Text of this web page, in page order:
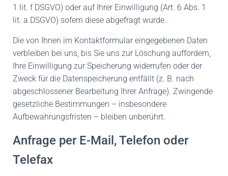
1 lit. f DSGVO) oder auf Ihrer Einwilligung (Art. 6 Abs. 1
lit. a DSGVO) sofern diese abgefragt wurde.
Die von Ihnen im Kontaktformular eingegebenen Daten
verbleiben bei uns, bis Sie uns zur Löschung auffordern,
Ihre Einwilligung zur Speicherung widerrufen oder der
Zweck für die Datenspeicherung entfällt (z. B. nach
abgeschlossener Bearbeitung Ihrer Anfrage). Zwingende
gesetzliche Bestimmungen – insbesondere
Aufbewahrungsfristen – bleiben unberührt.
Anfrage per E-Mail, Telefon oder
Telefax